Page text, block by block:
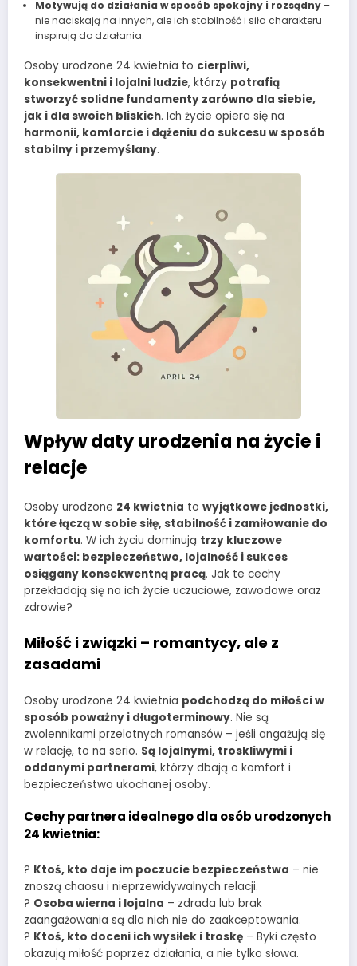
Motywują do działania w sposób spokojny i rozsądny–
nie naciskają na innych, ale ich stabilność i siła charakteru
inspirują do działania.
Osoby urodzone 24 kwietnia to cierpliwi,
konsekwentni i lojalni ludzie, którzy potrafią
stworzyć solidne fundamenty zarówno dla siebie,
jak i dla swoich bliskich. Ich życie opiera się na
harmonii, komforcie i dążeniu do sukcesu w sposób
stabilny i przemyślany.
Wpływ daty urodzenia na życie i
relacje
Osoby urodzone 24 kwietnia to wyjątkowe jednostki,
które łączą w sobie siłę, stabilność i zamiłowanie do
komfortu. W ich życiu dominują trzy kluczowe
wartości: bezpieczeństwo, lojalność i sukces
osiągany konsekwentną pracą. Jak te cechy
przekładają się na ich życie uczuciowe, zawodowe oraz
zdrowie?
Miłość i związki – romantycy, ale z
zasadami
Osoby urodzone 24 kwietnia podchodzą do miłości w
sposób poważny i długoterminowy. Nie są
zwolennikami przelotnych romansów – jeśli angażują się
w relację, to na serio. Są lojalnymi, troskliwymi i
oddanymi partnerami, którzy dbają o komfort i
bezpieczeństwo ukochanej osoby.
Cechy partnera idealnego dla osób urodzonych
24 kwietnia:
? Ktoś, kto daje im poczucie bezpieczeństwa – nie
znoszą chaosu i nieprzewidywalnych relacji.
? Osoba wierna i lojalna – zdrada lub brak
zaangażowania są dla nich nie do zaakceptowania.
? Ktoś, kto doceni ich wysiłek i troskę – Byki często
okazują miłość poprzez działania, a nie tylko słowa.